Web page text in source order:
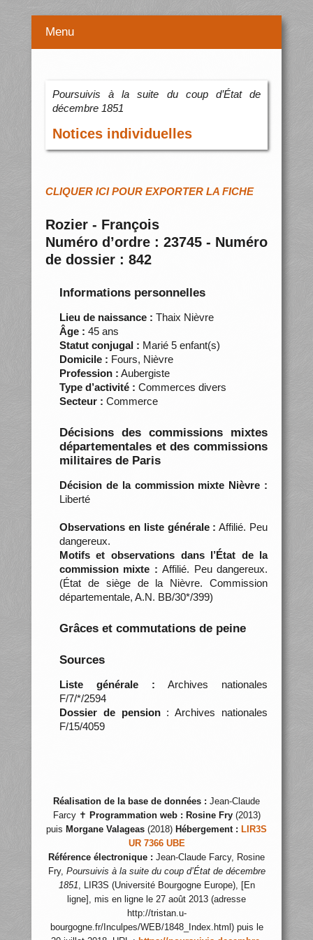
Menu
Poursuivis à la suite du coup d’État de
décembre 1851
Notices individuelles
CLIQUER ICI POUR EXPORTER LA FICHE
Rozier - François
Numéro d’ordre : 23745 - Numéro
de dossier : 842
Informations personnelles
Lieu de naissance : Thaix Nièvre
Âge : 45 ans
Statut conjugal : Marié 5 enfant(s)
Domicile : Fours, Nièvre
Profession : Aubergiste
Type d’activité : Commerces divers
Secteur : Commerce
Décisions des commissions mixtes
départementales et des commissions
militaires de Paris
Décision de la commission mixte Nièvre :
Liberté
Observations en liste générale : Affilié. Peu
dangereux.
Motifs et observations dans l’État de la
commission mixte : Affilié. Peu dangereux.
(État de siège de la Nièvre. Commission
départementale, A.N. BB/30*/399)
Grâces et commutations de peine
Sources
Liste générale : Archives nationales
F/7/*/2594
Dossier de pension: Archives nationales
F/15/4059
Réalisation de la base de données : Jean-Claude
Farcy ✝ Programmation web : Rosine Fry(2013)
puis Morgane Valageas (2018) Hébergement : LIR3S
UR 7366 UBE
Référence électronique : Jean-Claude Farcy, Rosine
Fry, Poursuivis à la suite du coup d’État de décembre
1851, LIR3S (Université Bourgogne Europe), [En
ligne], mis en ligne le 27 août 2013 (adresse
http://tristan.u-
bourgogne.fr/Inculpes/WEB/1848_Index.html) puis le